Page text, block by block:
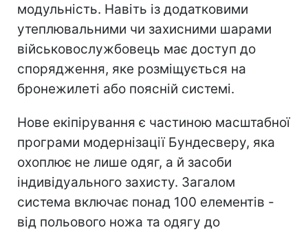
модульність. Навіть із додатковими
утеплювальними чи захисними шарами
військовослужбовець має доступ до
спорядження, яке розміщується на
бронежилеті або поясній системі.
Нове екіпірування є частиною масштабної
програми модернізації Бундесверу, яка
охоплює не лише одяг, а й засоби
індивідуального захисту. Загалом
система включає понад 100 елементів -
від польового ножа та одягу до